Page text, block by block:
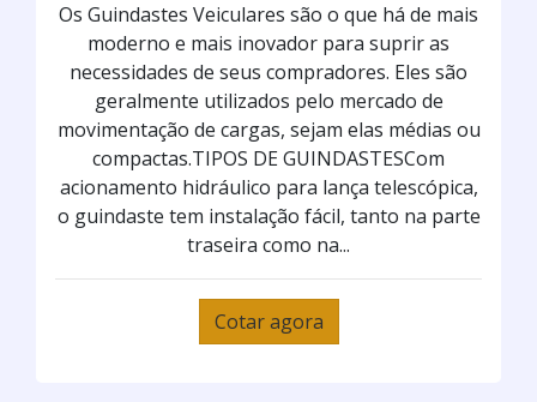
Os Guindastes Veiculares são o que há de mais
moderno e mais inovador para suprir as
necessidades de seus compradores. Eles são
geralmente utilizados pelo mercado de
movimentação de cargas, sejam elas médias ou
compactas.TIPOS DE GUINDASTESCom
acionamento hidráulico para lança telescópica,
o guindaste tem instalação fácil, tanto na parte
traseira como na...
Cotar agora